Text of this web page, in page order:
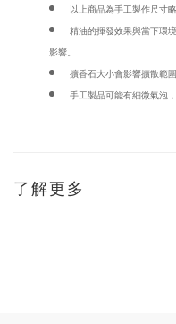
以上商品為手工製作尺寸
精油的揮發效果與當下環
影響。
擴香石大小會影響擴散範圍
手工製品可能有細微氣泡
了解更多